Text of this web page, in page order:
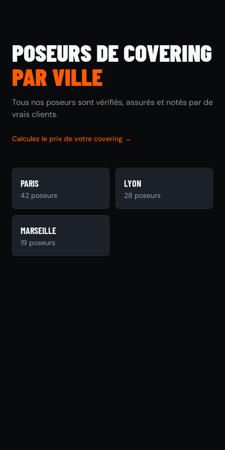
POSEURS DE COVERING
PAR VILLE
Tous nos poseurs sont vérifiés, assurés et notés par de
vrais clients.
Calculez le prix de votre covering →
PARIS
42 poseurs
LYON
28 poseurs
MARSEILLE
19 poseurs